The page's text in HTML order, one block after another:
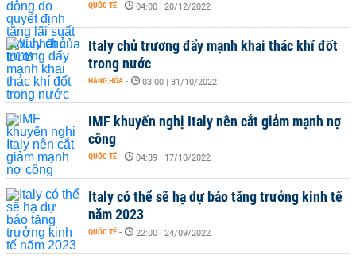
QUỐC TẾ - 04:00 | 20/12/2022
Italy chủ trương đẩy mạnh khai thác khí đốt
trong nước
HÀNG HÓA - 03:00 | 31/10/2022
IMF khuyến nghị Italy nên cắt giảm mạnh nợ
công
QUỐC TẾ - 04:39 | 17/10/2022
Italy có thể sẽ hạ dự báo tăng trưởng kinh tế
năm 2023
QUỐC TẾ - 22:00 | 24/09/2022